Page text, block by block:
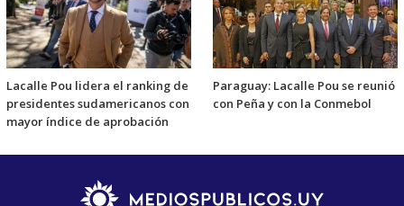
Lacalle Pou lidera el ranking de
presidentes sudamericanos con
mayor índice de aprobación
Paraguay: Lacalle Pou se reunió
con Peña y con la Conmebol